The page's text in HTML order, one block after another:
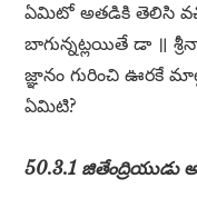
ఏమిటో అతడికి తెలిసి
బాగున్నట్లయితే డా ॥
జ్ఞానం గురించి ఊరకే
ఏమిటి?
50.3.1 జితేంద్రియుడు